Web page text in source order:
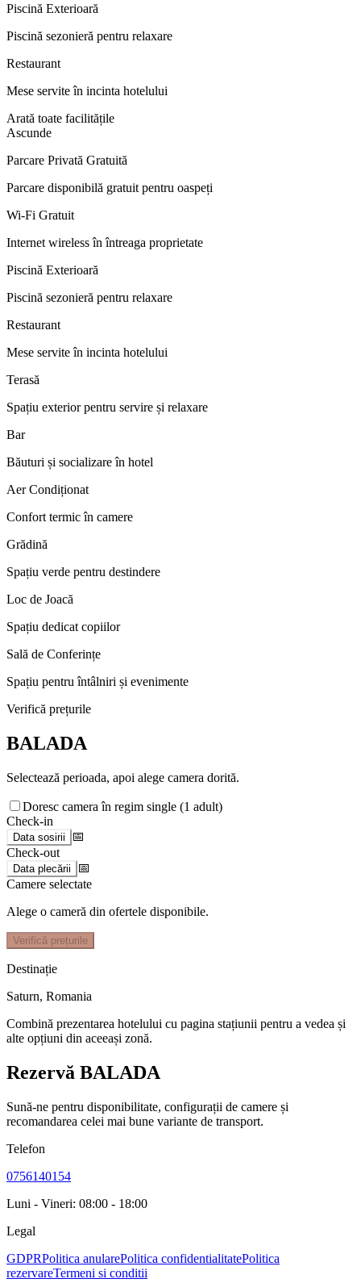
Piscină Exterioară
Piscină sezonieră pentru relaxare
Restaurant
Mese servite în incinta hotelului
Arată toate facilitățile
Ascunde
Parcare Privată Gratuită
Parcare disponibilă gratuit pentru oaspeți
Wi-Fi Gratuit
Internet wireless în întreaga proprietate
Piscină Exterioară
Piscină sezonieră pentru relaxare
Restaurant
Mese servite în incinta hotelului
Terasă
Spațiu exterior pentru servire și relaxare
Bar
Băuturi și socializare în hotel
Aer Condiționat
Confort termic în camere
Grădină
Spațiu verde pentru destindere
Loc de Joacă
Spațiu dedicat copiilor
Sală de Conferințe
Spațiu pentru întâlniri și evenimente
Verifică prețurile
BALADA
Selectează perioada, apoi alege camera dorită.
Doresc camera în regim single (1 adult)
Check-in
Data sosirii
📅
Check-out
Data plecării
📅
Camere selectate
Alege o cameră din ofertele disponibile.
Verifică prețurile
Destinație
Saturn, Romania
Combină prezentarea hotelului cu pagina stațiunii pentru a vedea și
alte opțiuni din aceeași zonă.
Rezervă BALADA
Sună-ne pentru disponibilitate, configurații de camere și
recomandarea celei mai bune variante de transport.
Telefon
0756140154
Luni - Vineri: 08:00 - 18:00
Legal
GDPRPolitica anularePolitica confidentialitatePolitica
rezervareTermeni si conditii